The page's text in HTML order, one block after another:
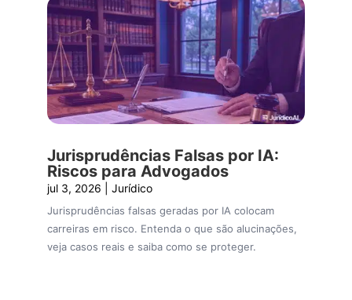
Jurisprudências Falsas por IA:
Riscos para Advogados
jul 3, 2026 Jurídico
Jurisprudências falsas geradas por IA colocam
carreiras em risco. Entenda o que são alucinações,
veja casos reais e saiba como se proteger.